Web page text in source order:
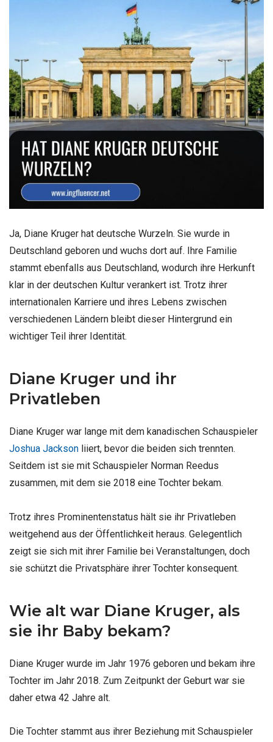
Ja, Diane Kruger hat deutsche Wurzeln. Sie wurde in
Deutschland geboren und wuchs dort auf. Ihre Familie
stammt ebenfalls aus Deutschland, wodurch ihre Herkunft
klar in der deutschen Kultur verankert ist. Trotz ihrer
internationalen Karriere und ihres Lebens zwischen
verschiedenen Ländern bleibt dieser Hintergrund ein
wichtiger Teil ihrer Identität.
Diane Kruger und ihr
Privatleben
Diane Kruger war lange mit dem kanadischen Schauspieler
Joshua Jackson liiert, bevor die beiden sich trennten.
Seitdem ist sie mit Schauspieler Norman Reedus
zusammen, mit dem sie 2018 eine Tochter bekam.
Trotz ihres Prominentenstatus hält sie ihr Privatleben
weitgehend aus der Öffentlichkeit heraus. Gelegentlich
zeigt sie sich mit ihrer Familie bei Veranstaltungen, doch
sie schützt die Privatsphäre ihrer Tochter konsequent.
Wie alt war Diane Kruger, als
sie ihr Baby bekam?
Diane Kruger wurde im Jahr 1976 geboren und bekam ihre
Tochter im Jahr 2018. Zum Zeitpunkt der Geburt war sie
daher etwa 42 Jahre alt.
Die Tochter stammt aus ihrer Beziehung mit Schauspieler